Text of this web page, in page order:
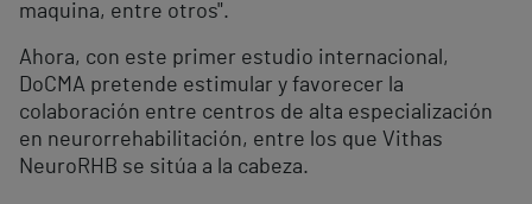
maquina, entre otros".
Ahora, con este primer estudio internacional,
DoCMA pretende estimular y favorecer la
colaboración entre centros de alta especialización
en neurorrehabilitación, entre los que Vithas
NeuroRHB se sitúa a la cabeza.